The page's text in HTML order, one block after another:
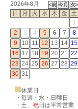
2026年8月
日
月 火 水 木 金
土
1
2
3 4 5 6 7
8
9
10 11 12 13 14 15
16 17 18 19 20 21 22
23 24 25 26 27 28 29
30 31
休業日
・毎週・水・日曜日
・ 土、 祝日は平常営業